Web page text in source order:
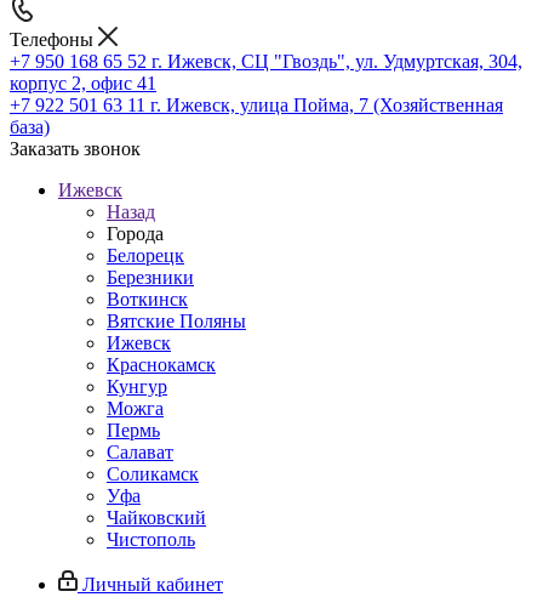
Телефоны
+7 950 168 65 52 г. Ижевск, СЦ "Гвоздь", ул. Удмуртская, 304,
корпус 2, офис 41
+7 922 501 63 11 г. Ижевск, улица Пойма, 7 (Хозяйственная
база)
Заказать звонок
Ижевск
Назад
Города
Белорецк
Березники
Воткинск
Вятские Поляны
Ижевск
Краснокамск
Кунгур
Можга
Пермь
Салават
Соликамск
Уфа
Чайковский
Чистополь
Личный кабинет